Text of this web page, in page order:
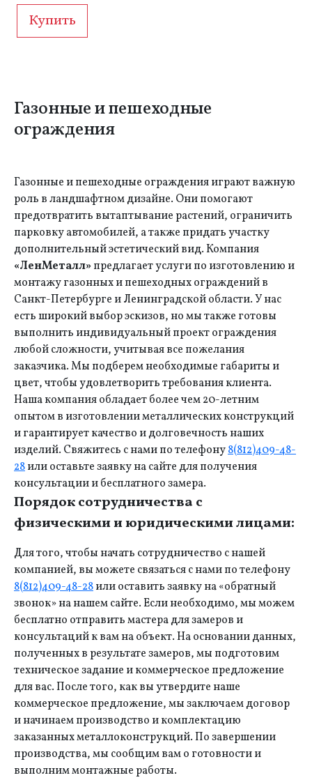
Купить
Газонные и пешеходные
ограждения
Газонные и пешеходные ограждения играют важную
роль в ландшафтном дизайне. Они помогают
предотвратить вытаптывание растений, ограничить
парковку автомобилей, а также придать участку
дополнительный эстетический вид. Компания
«ЛенМеталл»предлагает услуги по изготовлению и
монтажу газонных и пешеходных ограждений в
Санкт-Петербурге и Ленинградской области. У нас
есть широкий выбор эскизов, но мы также готовы
выполнить индивидуальный проект ограждения
любой сложности, учитывая все пожелания
заказчика. Мы подберем необходимые габариты и
цвет, чтобы удовлетворить требования клиента.
Наша компания обладает более чем 20-летним
опытом в изготовлении металлических конструкций
и гарантирует качество и долговечность наших
изделий. Свяжитесь с нами по телефону8(812)409-48-
28или оставьте заявку на сайте для получения
консультации и бесплатного замера.
Порядок сотрудничества с
физическими и юридическими лицами:
Для того, чтобы начать сотрудничество с нашей
компанией, вы можете связаться с нами по телефону
8(812)409-48-28или оставить заявку на «обратный
звонок» на нашем сайте. Если необходимо, мы можем
бесплатно отправить мастера для замеров и
консультаций к вам на объект. На основании данных,
полученных в результате замеров, мы подготовим
техническое задание и коммерческое предложение
для вас. После того, как вы утвердите наше
коммерческое предложение, мы заключаем договор
и начинаем производство и комплектацию
заказанных металлоконструкций. По завершении
производства, мы сообщим вам о готовности и
выполним монтажные работы.